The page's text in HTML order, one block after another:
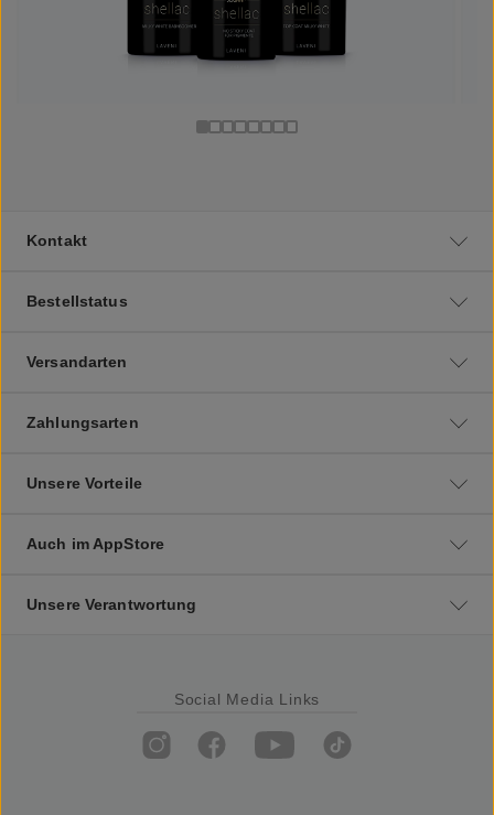
Kontakt
Bestellstatus
Versandarten
Zahlungsarten
Unsere Vorteile
Auch im AppStore
Unsere Verantwortung
Social Media Links